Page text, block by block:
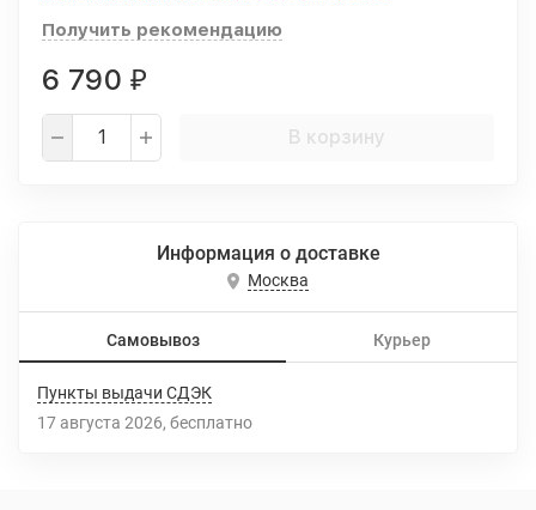
Получить рекомендацию
6 790 ₽
В корзину
Информация о доставке
Москва
Самовывоз Курьер
Пункты выдачи СДЭК
17 августа 2026
Бесплатно